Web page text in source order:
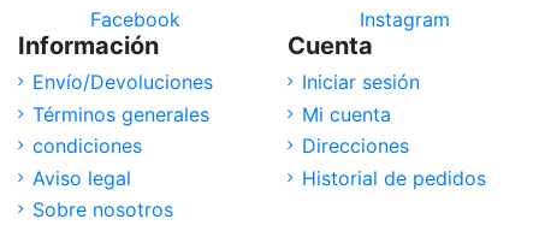
Facebook Instagram
Información
Envío/Devoluciones
Términos generales
condiciones
Aviso legal
Sobre nosotros
Cuenta
Iniciar sesión
Mi cuenta
Direcciones
Historial de pedidos